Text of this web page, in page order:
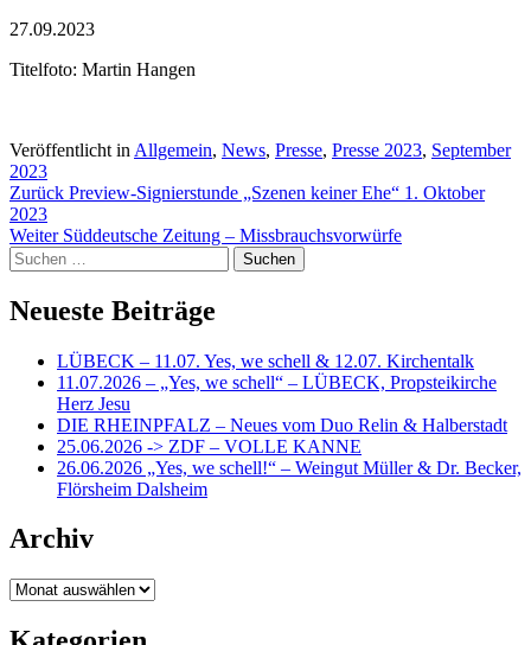
27.09.2023
Titelfoto: Martin Hangen
Veröffentlicht in Allgemein, News, Presse, Presse 2023, September
2023
Beitragsnavigation
Zurück Preview-Signierstunde „Szenen keiner Ehe“ 1. Oktober
2023
WeiterSüddeutsche Zeitung – Missbrauchsvorwürfe
Suchen
nach:
Neueste Beiträge
LÜBECK – 11.07. Yes, we schell & 12.07. Kirchentalk
11.07.2026 – „Yes, we schell“ – LÜBECK, Propsteikirche
Herz Jesu
DIE RHEINPFALZ – Neues vom Duo Relin & Halberstadt
25.06.2026 -> ZDF – VOLLE KANNE
26.06.2026 „Yes, we schell!“ – Weingut Müller & Dr. Becker,
Flörsheim Dalsheim
Archiv
Archiv